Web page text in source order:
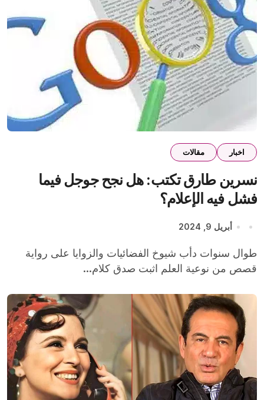
اخبار مقالات
نسرين طارق تكتب: هل نجح جوجل فيما
فشل فيه الإعلام؟
أبريل 9, 2024
طوال سنوات دأب شيوخ الفضائيات والزوايا على رواية
قصص من نوعية العلم اثبت صدق كلام...